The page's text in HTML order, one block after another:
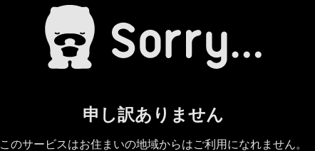
申し訳ありません
このサービスはお住まいの地域からはご利用になれません。